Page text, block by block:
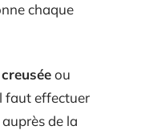
chaque
ou
faut effectuer
auprès de la